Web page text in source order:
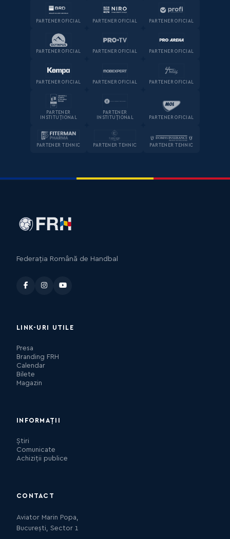
PARTENER OFICIAL PARTENER OFICIAL PARTENER OFICIAL
PARTENER OFICIAL PARTENER OFICIAL PARTENER OFICIAL
PARTENER OFICIAL PARTENER OFICIAL PARTENER OFICIAL
PARTENER
INSTITUȚIONAL
PARTENER
INSTITUȚIONAL
PARTENER OFICIAL
PARTENER TEHNIC PARTENER TEHNIC PARTENER TEHNIC
Federația Română de Handbal
LINK-URI UTILE
Presa
Branding FRH
Calendar
Bilete
Magazin
INFORMAȚII
Știri
Comunicate
Achiziții publice
CONTACT
Aviator Marin Popa,
București, Sector 1